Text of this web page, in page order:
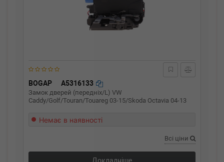
BOGAP A5316133
Замок дверей (передніх/L) VW
Caddy/Golf/Touran/Touareg 03-15/Skoda Octavia 04-13
Немає в наявності
Всі ціни